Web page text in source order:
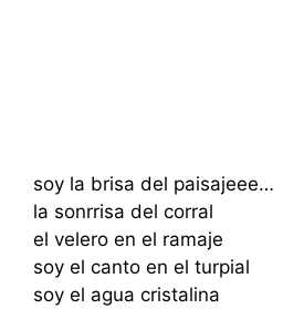
soy la brisa del paisajeee…
la sonrrisa del corral
el velero en el ramaje
soy el canto en el turpial
soy el agua cristalina